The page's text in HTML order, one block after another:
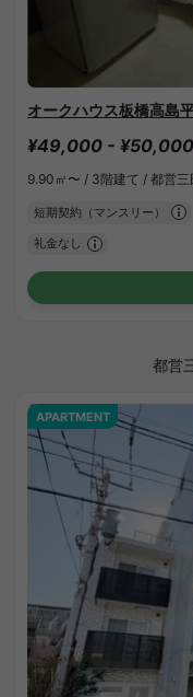
オークハウス板橋高島
¥49,000 - ¥50,000
9.90㎡〜 / 3階建て / 都営三
短期契約（マンスリー）
礼金なし
都営
APARTMENT